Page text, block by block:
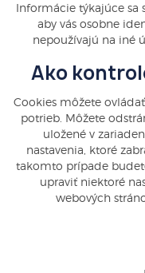
Informácie týkajúce sa
aby vás osobne
nepoužívajú na iné
Ako
Cookies môžete
potrieb. Môžete
uložené v
nastavenia, ktoré
takomto prípade
upraviť niektoré
webových